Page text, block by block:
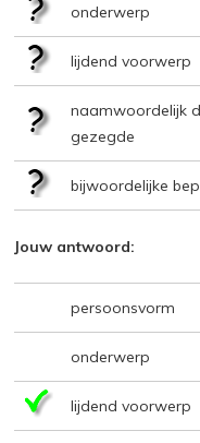
onderwerp
lijdend voorwerp
naamwoordelijk
gezegde
bijwoordelijke
Jouw antwoord:
persoonsvorm
onderwerp
lijdend voorwerp